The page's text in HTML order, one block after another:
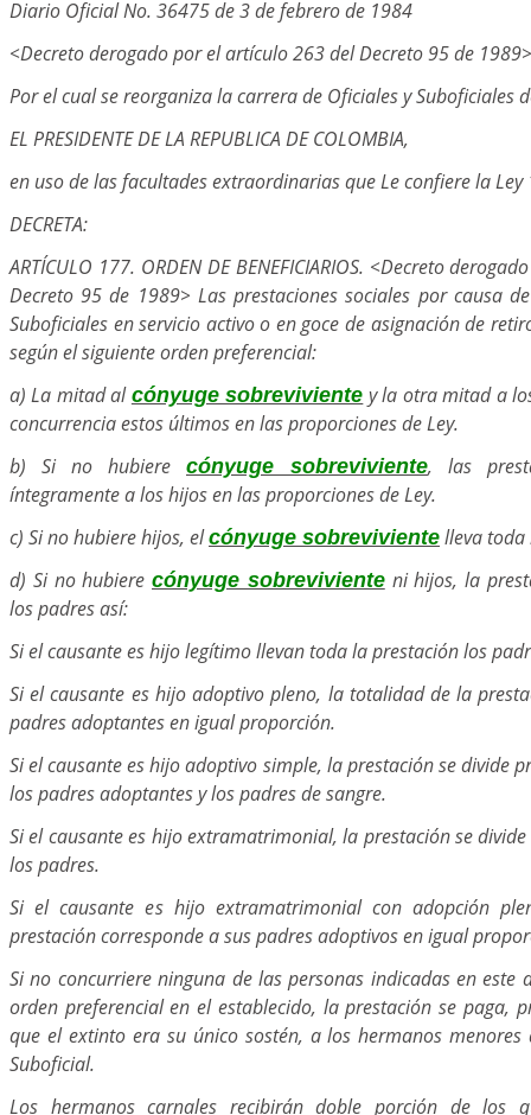
Diario Oficial No. 36475 de 3 de febrero de 1984
<Decreto derogado por el artículo 263 del Decreto 95 de 1989>
Por el cual se reorganiza la carrera de Oficiales y Suboficiales
EL PRESIDENTE DE LA REPUBLICA DE COLOMBIA,
en uso de las facultades extraordinarias que Le confiere la Ley
DECRETA:
ARTÍCULO 177. ORDEN DE BENEFICIARIOS. <Decreto
Decreto 95 de 1989> Las prestaciones sociales por causa
Suboficiales en servicio activo o en goce de asignación de
según el siguiente orden preferencial:
a) La mitad al cónyuge sobreviviente y la otra mitad a
concurrencia estos últimos en las proporciones de Ley.
b) Si no hubiere cónyuge sobreviviente, las
íntegramente a los hijos en las proporciones de Ley.
c) Si no hubiere hijos, elcónyuge sobreviviente lleva toda
d) Si no hubiere cónyuge sobrevivienteni hijos, la
los padres así:
Si el causante es hijo legítimo llevan toda la prestación los
Si el causante es hijo adoptivo pleno, la totalidad de la
padres adoptantes en igual proporción.
Si el causante es hijo adoptivo simple, la prestación se divide
los padres adoptantes y los padres de sangre.
Si el causante es hijo extramatrimonial, la prestación se
los padres.
Si el causante es hijo extramatrimonial con adopción
prestación corresponde a sus padres adoptivos en igual
Si no concurriere ninguna de las personas indicadas en este
orden preferencial en el establecido, la prestación se paga,
que el extinto era su único sostén, a los hermanos
Suboficial.
Los hermanos carnales recibirán doble porción de los